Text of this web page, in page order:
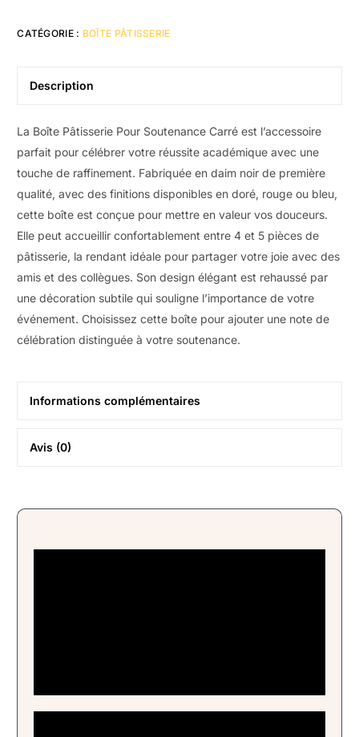
CATÉGORIE : BOÎTE PÂTISSERIE
Description
La Boîte Pâtisserie Pour Soutenance Carré est l’accessoire
parfait pour célébrer votre réussite académique avec une
touche de raffinement. Fabriquée en daim noir de première
qualité, avec des finitions disponibles en doré, rouge ou bleu,
cette boîte est conçue pour mettre en valeur vos douceurs.
Elle peut accueillir confortablement entre 4 et 5 pièces de
pâtisserie, la rendant idéale pour partager votre joie avec des
amis et des collègues. Son design élégant est rehaussé par
une décoration subtile qui souligne l’importance de votre
événement. Choisissez cette boîte pour ajouter une note de
célébration distinguée à votre soutenance.
Informations complémentaires
Avis (0)